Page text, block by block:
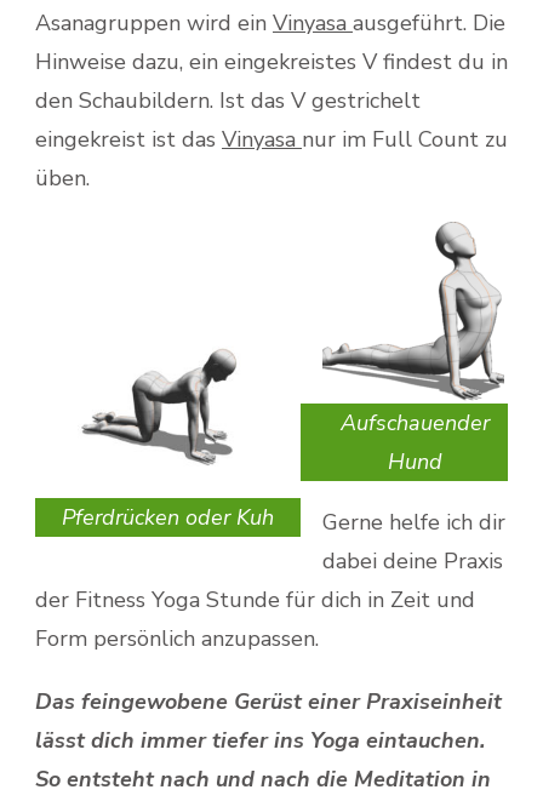
Asanagruppen wird ein Vinyasa ausgeführt. Die
Hinweise dazu, ein eingekreistes V findest du in
den Schaubildern. Ist das V gestrichelt
eingekreist ist das Vinyasa nur im Full Count zu
üben.
Pferdrücken oder Kuh
Aufschauender
Hund
Gerne helfe ich dir
dabei deine Praxis
der Fitness Yoga Stunde für dich in Zeit und
Form persönlich anzupassen.
Das feingewobene Gerüst einer Praxiseinheit
lässt dich immer tiefer ins Yoga eintauchen.
So entsteht nach und nach die Meditation in